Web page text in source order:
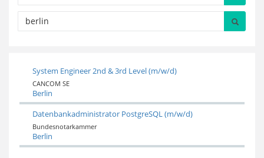
System Engineer 2nd & 3rd Level (m/w/d)
CANCOM SE
Berlin
Datenbankadministrator PostgreSQL (m/w/d)
Bundesnotarkammer
Berlin